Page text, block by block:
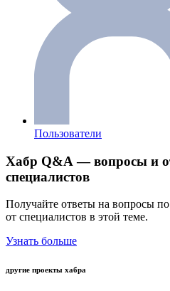
Пользователи
Хабр Q&A — вопросы и
специалистов
Получайте ответы на вопросы
от специалистов в этой теме.
Узнать больше
другие проекты хабра